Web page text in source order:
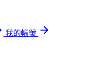
我的帳號